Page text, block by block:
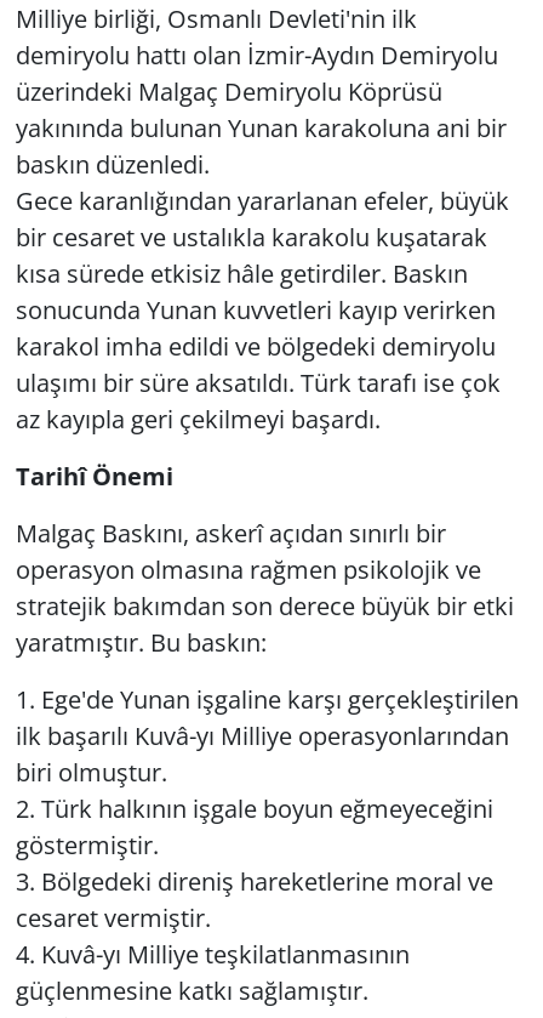
Milliye birliği, Osmanlı Devleti'nin ilk
demiryolu hattı olan İzmir-Aydın Demiryolu
üzerindeki Malgaç Demiryolu Köprüsü
yakınında bulunan Yunan karakoluna ani bir
baskın düzenledi.
Gece karanlığından yararlanan efeler, büyük
bir cesaret ve ustalıkla karakolu kuşatarak
kısa sürede etkisiz hâle getirdiler. Baskın
sonucunda Yunan kuvvetleri kayıp verirken
karakol imha edildi ve bölgedeki demiryolu
ulaşımı bir süre aksatıldı. Türk tarafı ise çok
az kayıpla geri çekilmeyi başardı.
Tarihî Önemi
Malgaç Baskını, askerî açıdan sınırlı bir
operasyon olmasına rağmen psikolojik ve
stratejik bakımdan son derece büyük bir etki
yaratmıştır. Bu baskın:
1. Ege'de Yunan işgaline karşı gerçekleştirilen
ilk başarılı Kuvâ-yı Milliye operasyonlarından
biri olmuştur.
2. Türk halkının işgale boyun eğmeyeceğini
göstermiştir.
3. Bölgedeki direniş hareketlerine moral ve
cesaret vermiştir.
4. Kuvâ-yı Milliye teşkilatlanmasının
güçlenmesine katkı sağlamıştır.